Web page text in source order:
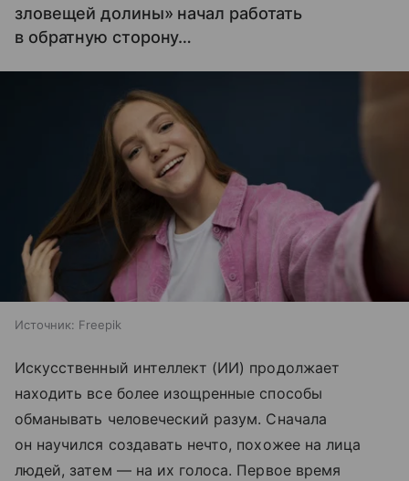
зловещей долины» начал работать
в обратную сторону…
Источник: Freepik
Искусственный интеллект (ИИ) продолжает
находить все более изощренные способы
обманывать человеческий разум. Сначала
он научился создавать нечто, похожее на лица
людей, затем — на их голоса. Первое время